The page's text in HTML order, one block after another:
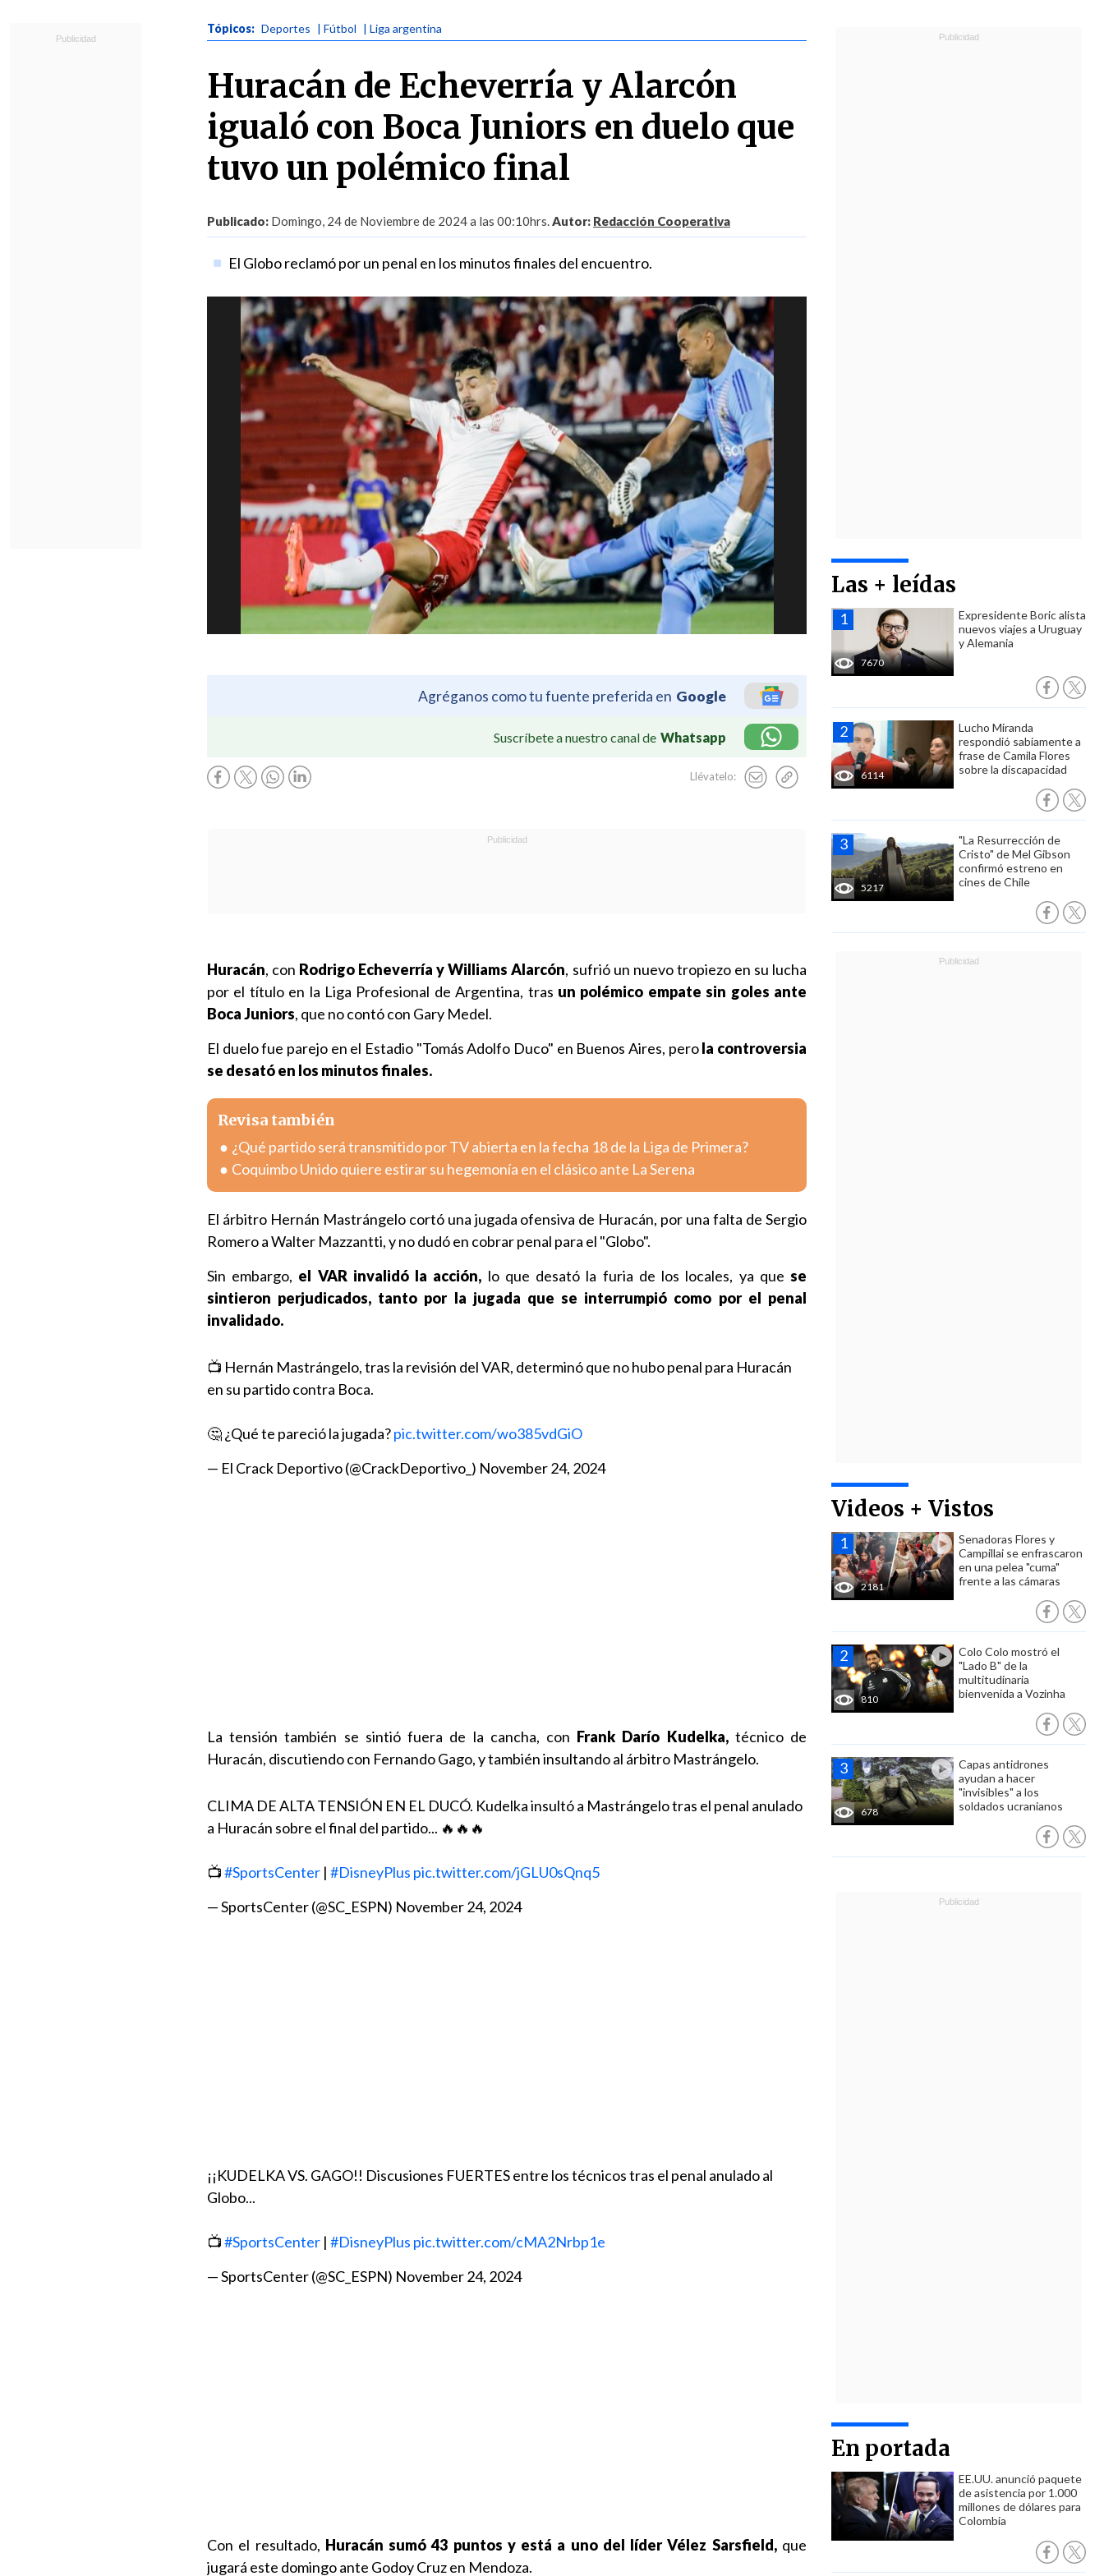
Tópicos: Deportes | Fútbol | Liga argentina
Huracán de Echeverría y Alarcón
igualó con Boca Juniors en duelo que
tuvo un polémico final
Publicado: Domingo, 24 de Noviembre de 2024 a las 00:10hrs.Autor: Redacción Cooperativa
El Globo reclamó por un penal en los minutos finales del encuentro.
Agréganos como tu fuente preferida en Google
Suscríbete a nuestro canal de Whatsapp
Llévatelo:
Las + leídas
7670
Expresidente Boric alista
nuevos viajes a Uruguay
y Alemania
6114
Lucho Miranda
respondió sabiamente a
frase de Camila Flores
sobre la discapacidad
5217
"La Resurrección de
Cristo" de Mel Gibson
confirmó estreno en
cines de Chile
Videos + Vistos
2181
Senadoras Flores y
Campillai se enfrascaron
en una pelea "cuma"
frente a las cámaras
810
Colo Colo mostró el
"Lado B" de la
multitudinaria
bienvenida a Vozinha
678
Capas antidrones
ayudan a hacer
"invisibles" a los
soldados ucranianos
En portada
EE.UU. anunció paquete
de asistencia por 1.000
millones de dólares para
Colombia
Huracán, con Rodrigo Echeverría y Williams Alarcón, sufrió un nuevo tropiezo en su lucha
por el título en la Liga Profesional de Argentina, tras un polémico empate sin goles ante
Boca Juniors, que no contó con Gary Medel.
El duelo fue parejo en el Estadio "Tomás Adolfo Duco" en Buenos Aires, perola controversia
se desató en los minutos finales.
Revisa también
¿Qué partido será transmitido por TV abierta en la fecha 18 de la Liga de Primera?
Coquimbo Unido quiere estirar su hegemonía en el clásico ante La Serena
El árbitro Hernán Mastrángelo cortó una jugada ofensiva de Huracán, por una falta de Sergio
Romero a Walter Mazzantti, y no dudó en cobrar penal para el "Globo".
Sin embargo, el VAR invalidó la acción, lo que desató la furia de los locales, ya quese
sintieron perjudicados, tanto por la jugada que se interrumpió como por el penal
invalidado.
📺 Hernán Mastrángelo, tras la revisión del VAR, determinó que no hubo penal para Huracán
en su partido contra Boca.
🤔 ¿Qué te pareció la jugada?pic.twitter.com/wo385vdGiO
— El Crack Deportivo (@CrackDeportivo_) November 24, 2024
La tensión también se sintió fuera de la cancha, con Frank Darío Kudelka,técnico de
Huracán, discutiendo con Fernando Gago, y también insultando al árbitro Mastrángelo.
CLIMA DE ALTA TENSIÓN EN EL DUCÓ. Kudelka insultó a Mastrángelo tras el penal anulado
a Huracán sobre el final del partido... 🔥🔥🔥
📺#SportsCenter | #DisneyPlus pic.twitter.com/jGLU0sQnq5
— SportsCenter (@SC_ESPN) November 24, 2024
¡¡KUDELKA VS. GAGO!! Discusiones FUERTES entre los técnicos tras el penal anulado al
Globo...
📺#SportsCenter | #DisneyPlus pic.twitter.com/cMA2Nrbp1e
— SportsCenter (@SC_ESPN) November 24, 2024
Con el resultado, Huracán sumó 43 puntos y está a uno del líder Vélez Sarsfield,que
jugará este domingo ante Godoy Cruz en Mendoza.